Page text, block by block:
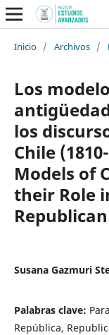
Inicio / Archivos /
Los
los
Chile
Models of
their Role
Susana Gazmuri
Palabras clave:
República,